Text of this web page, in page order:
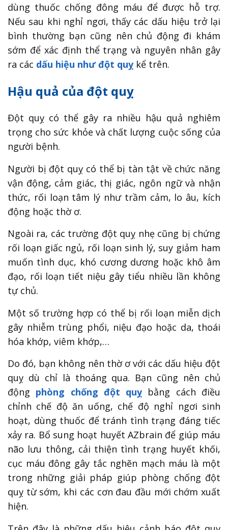
dùng thuốc chống đông máu để được hỗ trợ.
Nếu sau khi nghỉ ngơi, thấy các dấu hiệu trở lại
bình thường bạn cũng nên chủ động đi khám
sớm để xác định thể trạng và nguyên nhân gây
ra các dấu hiệu như đột quỵkể trên.
Hậu quả của đột quỵ
Đột quỵ có thể gây ra nhiều hậu quả nghiêm
trọng cho sức khỏe và chất lượng cuộc sống của
người bệnh.
Người bị đột quỵ có thể bị tàn tật về chức năng
vận động, cảm giác, thị giác, ngôn ngữ và nhận
thức, rối loạn tâm lý như trầm cảm, lo âu, kích
động hoặc thờ ơ.
Ngoài ra, các trường đột quỵ nhẹ cũng bị chứng
rối loạn giấc ngủ, rối loạn sinh lý, suy giảm ham
muốn tình dục, khó cương dương hoặc khô âm
đạo, rối loạn tiết niệu gây tiểu nhiều lần không
tự chủ.
Một số trường hợp có thể bị rối loạn miễn dịch
gây nhiễm trùng phổi, niệu đạo hoặc da, thoái
hóa khớp, viêm khớp,…
Do đó, bạn không nên thờ ơ với các dấu hiệu đột
quỵ dù chỉ là thoáng qua. Bạn cũng nên chủ
động phòng chống đột quỵbằng cách điều
chỉnh chế độ ăn uống, chế độ nghỉ ngơi sinh
hoạt, dùng thuốc để tránh tình trạng đáng tiếc
xảy ra. Bổ sung hoạt huyết AZbrain để giúp máu
não lưu thông, cải thiện tình trạng huyết khối,
cục máu đông gây tắc nghẽn mạch máu là một
trong những giải pháp giúp phòng chống đột
quỵ từ sớm, khi các cơn đau đầu mới chớm xuất
hiện.